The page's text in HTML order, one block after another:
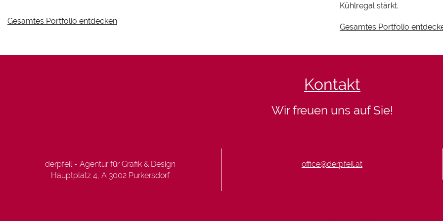
Gesamtes Portfolio entdecken
Kühlregal stärkt.
Gesamtes Portfolio
Kontakt
Wir freuen uns auf Sie!
derpfeil - Agentur für Grafik & Design
Hauptplatz 4, A 3002 Purkersdorf
office@derpfeil.at